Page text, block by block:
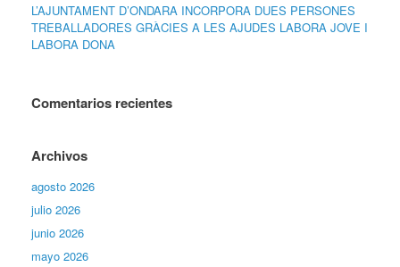
L’AJUNTAMENT D’ONDARA INCORPORA DUES PERSONES
TREBALLADORES GRÀCIES A LES AJUDES LABORA JOVE I
LABORA DONA
Comentarios recientes
Archivos
agosto 2026
julio 2026
junio 2026
mayo 2026